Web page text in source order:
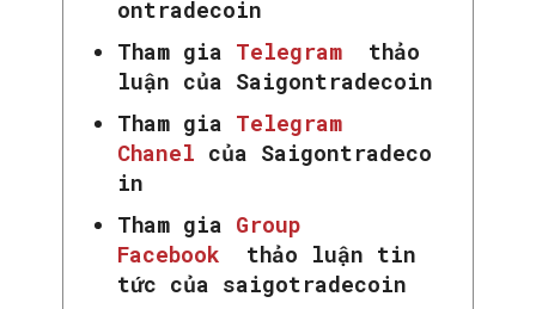
ontradecoin
Tham gia Telegram
thảo
luận của Saigontradecoin
Tham gia Telegram
Chanel của Saigontradeco
in
Tham gia Group
Facebook
thảo luận tin
tức của saigotradecoin